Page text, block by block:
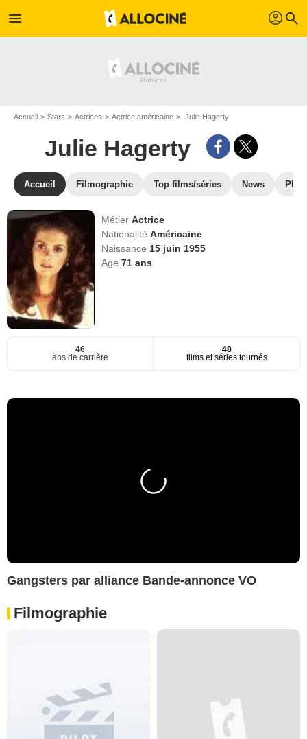
menu profil search
Accueil Stars Actrices Actrice américaine Julie Hagerty
Julie Hagerty
Accueil Filmographie Top films/séries News
MétierActrice
NationalitéAméricaine
Naissance 15 juin 1955
Age71 ans
46
ans de carrière
48
films et séries tournés
Gangsters par alliance Bande-annonce VO
Filmographie